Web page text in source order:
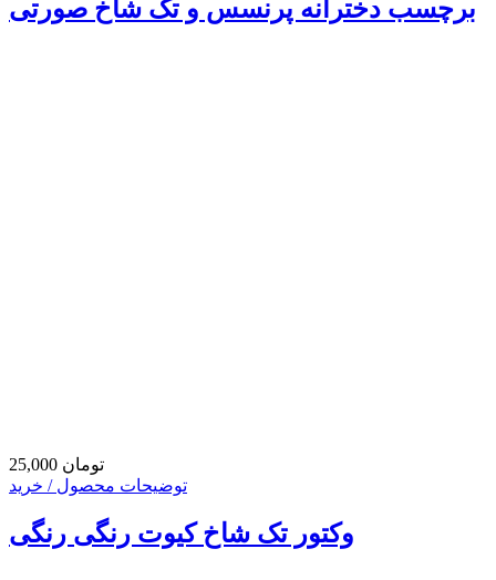
برچسب دخترانه پرنسس و تک شاخ صورتی
25,000 تومان
توضیحات محصول / خرید
وکتور تک شاخ کیوت رنگی رنگی